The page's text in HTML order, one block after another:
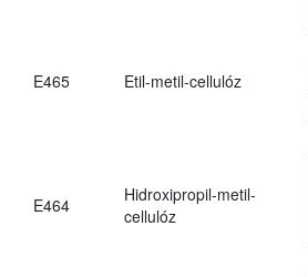
E465 Etil-metil-cellulóz
E464
Hidroxipropil-metil-
cellulóz